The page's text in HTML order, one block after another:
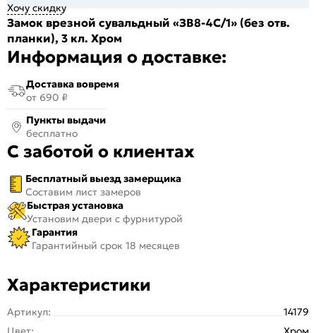
Хочу скидку
Замок врезной сувальдный «ЗВ8-4С/1» (без отв.
планки), 3 кл. Хром
Информация о доставке:
Доставка вовремя
от 690 ₽
Пункты выдачи
бесплатно
С заботой о клиентах
Бесплатный выезд замерщика
Составим лист замеров
Быстрая установка
Установим двери с фурнитурой
Гарантия
Гарантийный срок 18 месяцев
Характеристики
Артикул:
14179